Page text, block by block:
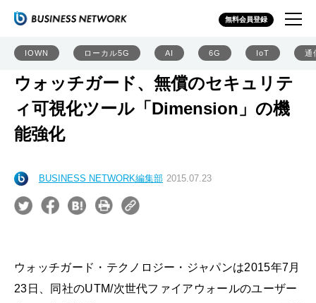
無料会員登録
IOWN ローカル5G AI 6G IoT 通
ウォッチガード、無償のセキュリテ
ィ可視化ツール「Dimension」の機
能強化
BUSINESS NETWORK編集部 2015.07.23
ウォッチガード・テクノロジー・ジャパンは2015年7月
23日、同社のUTM/次世代ファイアウォールのユーザー